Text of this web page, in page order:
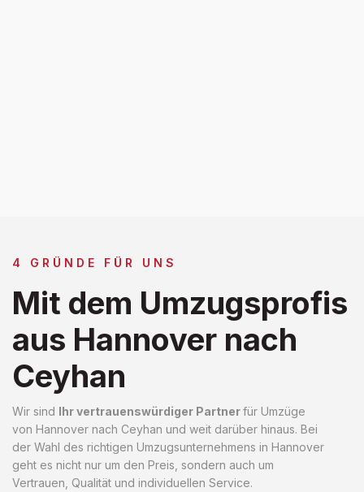
4 GRÜNDE FÜR UNS
Mit dem Umzugsprofis
aus Hannover nach
Ceyhan
Wir sind Ihr vertrauenswürdiger Partnerfür Umzüge
von Hannover nach Ceyhan und weit darüber hinaus. Bei
der Wahl des richtigen Umzugsunternehmens in Hannover
geht es nicht nur um den Preis, sondern auch um
Vertrauen, Qualität und individuellen Service.